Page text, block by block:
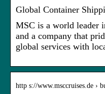
Global Container
MSC is a world leader
and a company that
global services with
http s://www.msccruises.de ›